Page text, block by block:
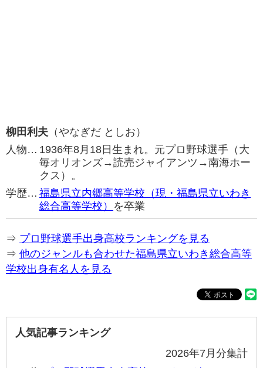
柳田利夫 （やなぎだ としお）
人物… 1936年8月18日生まれ。元プロ野球選手（大
毎オリオンズ→読売ジャイアンツ→南海ホー
クス）。
学歴… 福島県立内郷高等学校（現・福島県立いわき
総合高等学校） を卒業
⇒ プロ野球選手出身高校ランキングを見る
⇒ 他のジャンルも合わせた福島県立いわき総合高等
学校出身有名人を見る
人気記事ランキング
2026年7月分集計